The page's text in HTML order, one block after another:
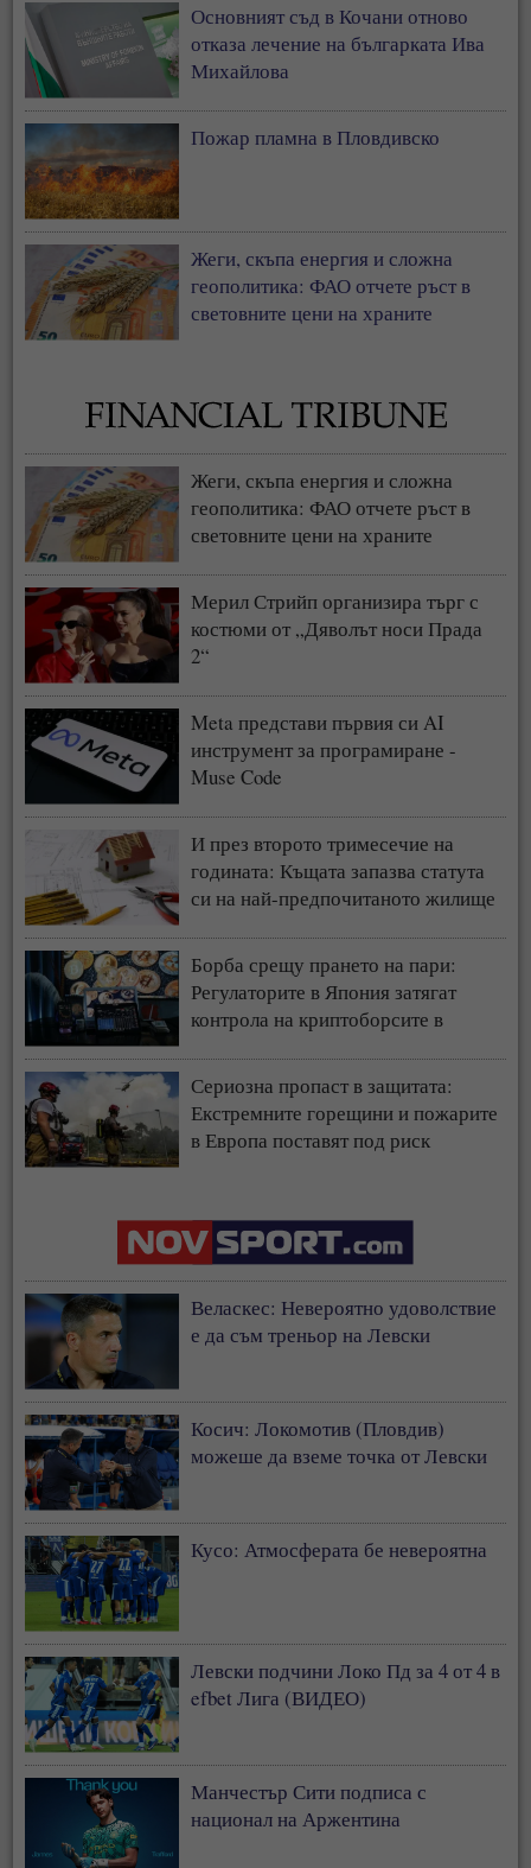
Основният съд в Кочани отново
отказа лечение на българката Ива
Михайлова
Пожар пламна в Пловдивско
Жеги, скъпа енергия и сложна
геополитика: ФАО отчете ръст в
световните цени на храните
Жеги, скъпа енергия и сложна
геополитика: ФАО отчете ръст в
световните цени на храните
Мерил Стрийп организира търг с
костюми от „Дяволът носи Прада
2“
Meta представи първия си AI
инструмент за програмиране -
Muse Code
И през второто тримесечие на
годината: Къщата запазва статута
си на най-предпочитаното жилище
Борба срещу прането на пари:
Регулаторите в Япония затягат
контрола на криптоборсите в
Сериозна пропаст в защитата:
Екстремните горещини и пожарите
в Европа поставят под риск
Веласкес: Невероятно удоволствие
е да съм треньор на Левски
Косич: Локомотив (Пловдив)
можеше да вземе точка от Левски
Кусо: Атмосферата бе невероятна
Левски подчини Локо Пд за 4 от 4 в
efbet Лига (ВИДЕО)
Манчестър Сити подписа с
национал на Аржентина